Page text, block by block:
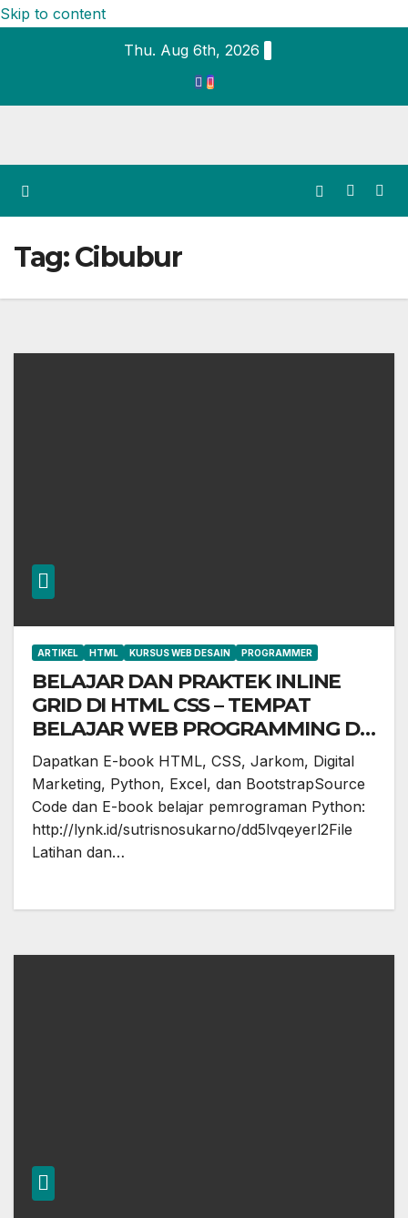
Skip to content
Thu. Aug 6th, 2026
Tag:Cibubur
ARTIKEL HTML KURSUS WEB DESAIN PROGRAMMER
BELAJAR DAN PRAKTEK INLINE
GRID DI HTML CSS – TEMPAT
BELAJAR WEB PROGRAMMING DI
CILEUNGSI, CIBUBUR, SETU,
GUNUNG PUTRI
Dapatkan E-book HTML, CSS, Jarkom, Digital
Marketing, Python, Excel, dan BootstrapSource
Code dan E-book belajar pemrograman Python:
http://lynk.id/sutrisnosukarno/dd5lvqeyerl2File
Latihan dan…